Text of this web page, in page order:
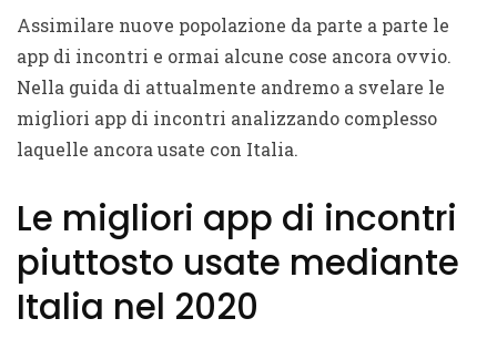
Assimilare nuove popolazione da parte a parte le
app di incontri e ormai alcune cose ancora ovvio.
Nella guida di attualmente andremo a svelare le
migliori app di incontri analizzando complesso
laquelle ancora usate con Italia.
Le migliori app di incontri
piuttosto usate mediante
Italia nel 2020